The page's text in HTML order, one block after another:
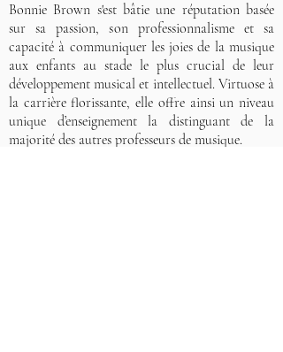
Bonnie Brown s'est bâtie une réputation basée
sur sa passion, son professionnalisme et sa
capacité à communiquer les joies de la musique
aux enfants au stade le plus crucial de leur
développement musical et intellectuel. Virtuose à
la carrière florissante, elle offre ainsi un niveau
unique d’enseignement la distinguant de la
majorité des autres professeurs de musique.